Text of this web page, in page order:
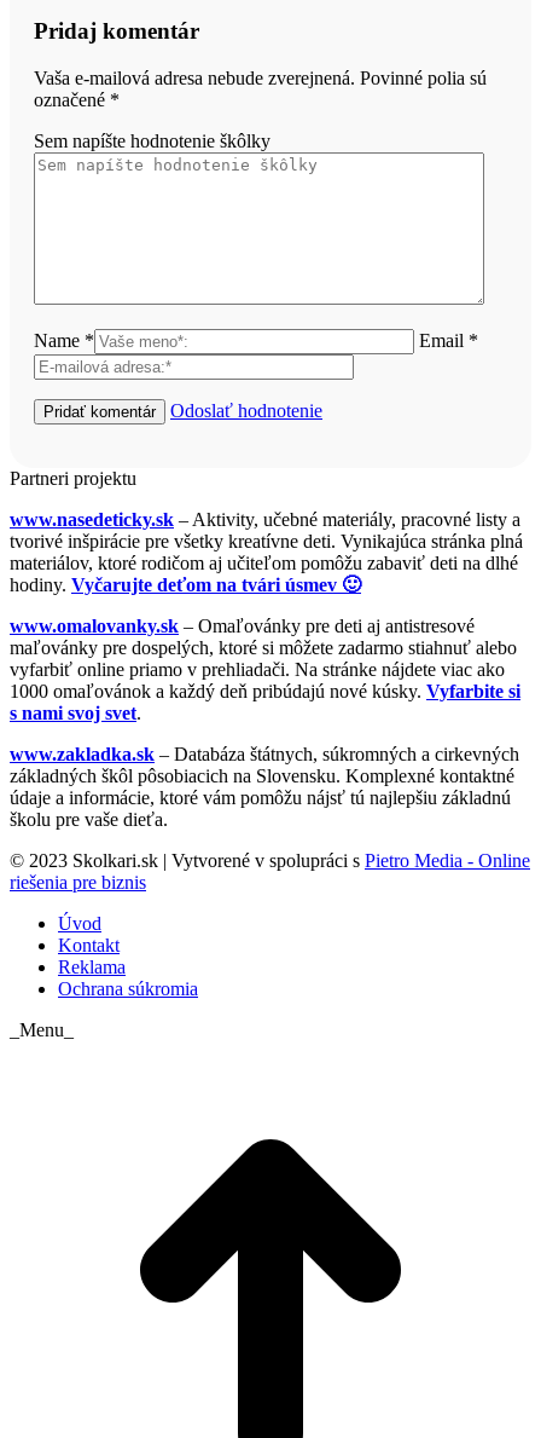
Pridaj komentár
Vaša e-mailová adresa nebude zverejnená. Povinné polia sú
označené *
Sem napíšte hodnotenie škôlky
Name * Email *
Odoslať hodnotenie
Partneri projektu
www.nasedeticky.sk – Aktivity, učebné materiály, pracovné listy a
tvorivé inšpirácie pre všetky kreatívne deti. Vynikajúca stránka plná
materiálov, ktoré rodičom aj učiteľom pomôžu zabaviť deti na dlhé
hodiny. Vyčarujte deťom na tvári úsmev 🙂
www.omalovanky.sk – Omaľovánky pre deti aj antistresové
maľovánky pre dospelých, ktoré si môžete zadarmo stiahnuť alebo
vyfarbiť online priamo v prehliadači. Na stránke nájdete viac ako
1000 omaľovánok a každý deň pribúdajú nové kúsky. Vyfarbite si
s nami svoj svet.
www.zakladka.sk – Databáza štátnych, súkromných a cirkevných
základných škôl pôsobiacich na Slovensku. Komplexné kontaktné
údaje a informácie, ktoré vám pomôžu nájsť tú najlepšiu základnú
školu pre vaše dieťa.
© 2023 Skolkari.sk | Vytvorené v spolupráci s Pietro Media - Online
riešenia pre biznis
Úvod
Kontakt
Reklama
Ochrana súkromia
_Menu_